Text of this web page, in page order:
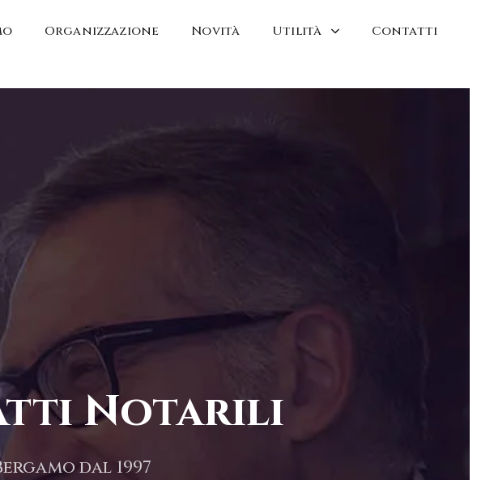
Organizzazione Novità Utilità Contatti
Atti Notarili
dal 1997